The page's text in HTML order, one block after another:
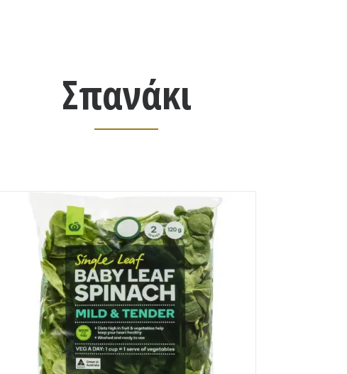
Σπανάκι